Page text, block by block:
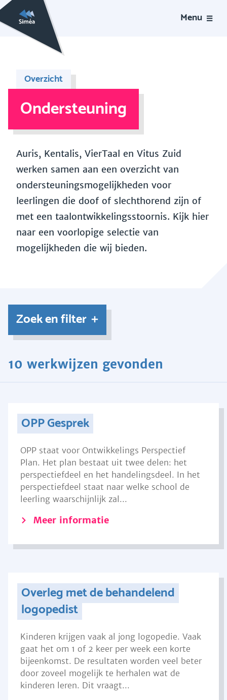
Menu
Overzicht
Ondersteuning
Auris, Kentalis, VierTaal en Vitus Zuid
werken samen aan een overzicht van
ondersteuningsmogelijkheden voor
leerlingen die doof of slechthorend zijn of
met een taalontwikkelingsstoornis. Kijk hier
naar een voorlopige selectie van
mogelijkheden die wij bieden.
Zoek en filter
10 werkwijzen gevonden
OPP Gesprek
OPP staat voor Ontwikkelings Perspectief
Plan. Het plan bestaat uit twee delen: het
perspectiefdeel en het handelingsdeel. In het
perspectiefdeel staat naar welke school de
leerling waarschijnlijk zal...
Meer informatie
Overleg met de behandelend
logopedist
Kinderen krijgen vaak al jong logopedie. Vaak
gaat het om 1 of 2 keer per week een korte
bijeenkomst. De resultaten worden veel beter
door zoveel mogelijk te herhalen wat de
kinderen leren. Dit vraagt...